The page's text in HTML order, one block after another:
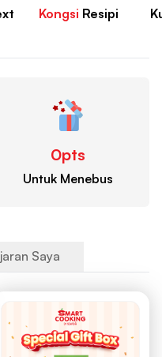
Kongsi Resipi
0pts
Untuk Menebus
Saya